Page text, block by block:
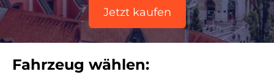
Jetzt kaufen
Fahrzeug wählen: